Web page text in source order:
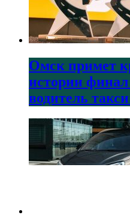
Омск примет
истории
водитель